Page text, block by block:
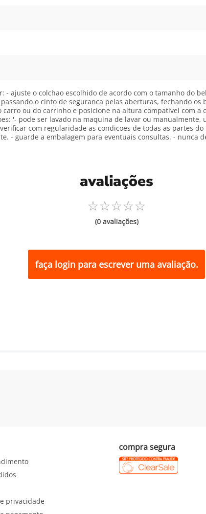
- ajuste o colchao escolhido de acordo com o tamanho do
o cinto de seguranca pelas aberturas, fechando
carro ou do carrinho e posicione na altura compativel com a
'- pode ser lavado na maquina de lavar ou
com regularidade as condicoes de todas as partes
- guarde a embalagem para eventuais consultas. - nunca
avaliações
☆☆☆☆☆
(0 avaliações)
faça login para escrever uma avaliação.
privacidade
compra segura